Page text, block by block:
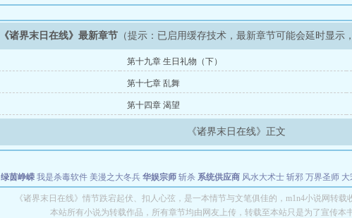
《诸界末日在线》最新章节 （提示：已启用缓存技术，最新章节可能会延时显示
第十九章 生日礼物（下）
第十七章 乱舞
第十四章 渴望
《诸界末日在线》正文
绿茵峥嵘 我是杀毒软件 美漫之大冬兵 华娱宗师 斩杀 系统供应商 风水大术士 斩邪 万界圣师 大
教练万岁 都市全能巨星 绝对交易 全职武神 位面复制大师 华娱特效大亨 原始大厨王 怪物聊
长别打脸
《诸界末日在线》情节跌宕起伏、扣人心弦，是一本情节与文笔俱佳的，m1n4小说网转载
本站所有小说为转载作品，所有章节均由网友上传，转载至本站只是为了宣传本